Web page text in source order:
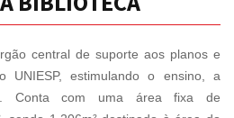
central de suporte aos planos e
UNIESP, estimulando o ensino, a
Conta com uma área fixa de